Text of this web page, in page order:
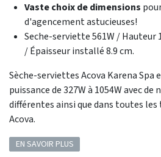
Vaste choix de dimensions
d'agencement astucieuses!
Seche-serviette 561W / Hauteur
/ Épaisseur installé 8.9 cm.
Sèche-serviettes Acova Karena Spa
puissance de 327W à 1054W avec
différentes ainsi que dans toutes
Acova.
EN SAVOIR PLUS